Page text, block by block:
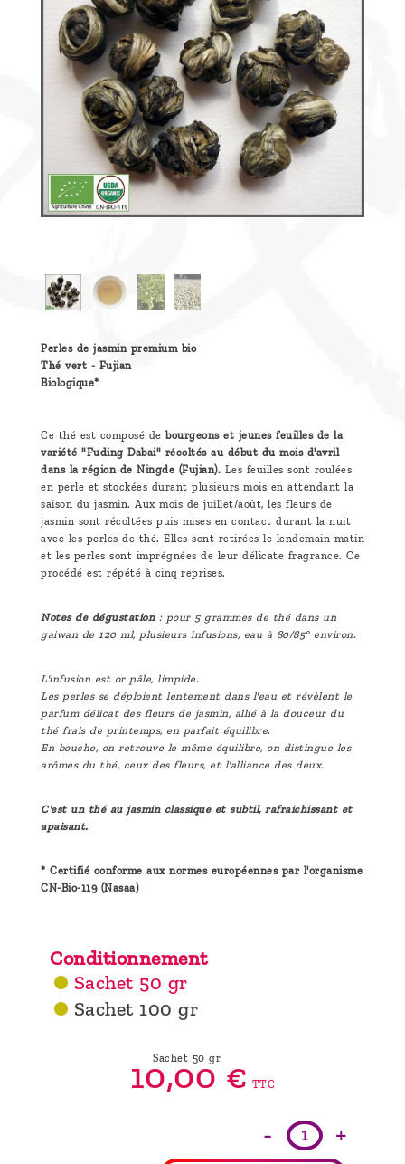
votre thé
Contactez-
Perles de jasmin premium bio
Thé vert - Fujian
Biologique*
Ce thé est composé de bourgeons et jeunes feuilles de la
variété "Fuding Dabai" récoltés au début du mois d'avril
dans la région de Ningde (Fujian). Les feuilles sont roulées
en perle et stockées durant plusieurs mois en attendant la
saison du jasmin. Aux mois de juillet/août, les fleurs de
jasmin sont récoltées puis mises en contact durant la nuit
avec les perles de thé. Elles sont retirées le lendemain matin
et les perles sont imprégnées de leur délicate fragrance. Ce
procédé est répété à cinq reprises.
Notes de dégustation: pour 5 grammes de thé dans un
gaiwan de 120 ml, plusieurs infusions, eau à 80/85° environ.
L'infusion est or pâle, limpide.
Les perles se déploient lentement dans l'eau et révèlent le
parfum délicat des fleurs de jasmin, allié à la douceur du
thé frais de printemps, en parfait équilibre.
En bouche, on retrouve le même équilibre, on distingue les
arômes du thé, ceux des fleurs, et l'alliance des deux.
C'est un thé au jasmin classique et subtil, rafraichissant et
apaisant.
* Certifié conforme aux normes européennes par l'organisme
CN-Bio-119 (Nasaa)
Conditionnement
Sachet 50 gr
Sachet 100 gr
Sachet 50 gr
10,00€ TTC
- +